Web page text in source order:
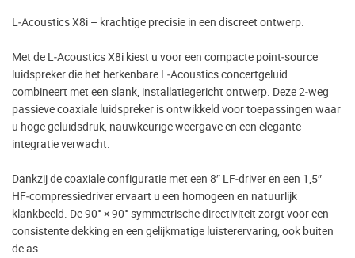
L‑Acoustics X8i – krachtige precisie in een discreet ontwerp.
Met de L‑Acoustics X8i kiest u voor een compacte point‑source
luidspreker die het herkenbare L‑Acoustics concertgeluid
combineert met een slank, installatiegericht ontwerp. Deze 2‑weg
passieve coaxiale luidspreker is ontwikkeld voor toepassingen waar
u hoge geluidsdruk, nauwkeurige weergave en een elegante
integratie verwacht.
Dankzij de coaxiale configuratie met een 8″ LF‑driver en een 1,5″
HF‑compressiedriver ervaart u een homogeen en natuurlijk
klankbeeld. De 90° × 90° symmetrische directiviteit zorgt voor een
consistente dekking en een gelijkmatige luisterervaring, ook buiten
de as.